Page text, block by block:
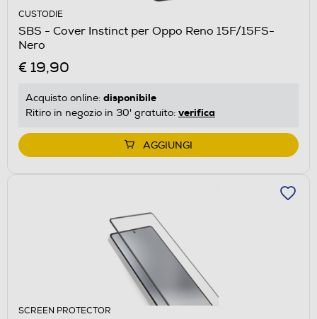
CUSTODIE
SBS - Cover Instinct per Oppo Reno 15F/15FS-
Nero
€ 19,90
Acquisto online: disponibile
Ritiro in negozio in 30' gratuito: verifica
AGGIUNGI
SCREEN PROTECTOR